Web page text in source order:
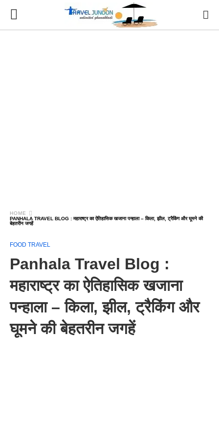
HOME
PANHALA TRAVEL BLOG : महाराष्ट्र का ऐतिहासिक खजाना पन्हाला – किला, झील, ट्रैकिंग और घूमने की
बेहतरीन जगहें
FOOD TRAVEL
Panhala Travel Blog :
महाराष्ट्र का ऐतिहासिक खजाना
पन्हाला – किला, झील, ट्रैकिंग और
घूमने की बेहतरीन जगहें